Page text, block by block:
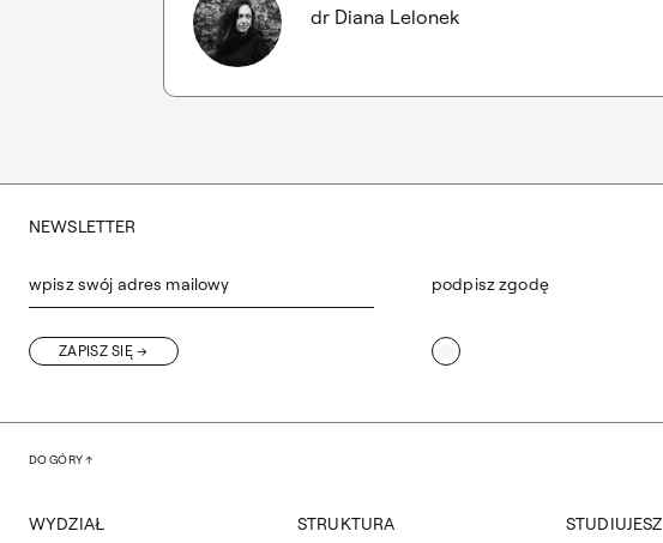
dr Diana Lelonek
NEWSLETTER
wpisz swój adres mailowy podpisz zgodę
ZAPISZ SIĘ
DO GÓRY
WYDZIAŁ
STRUKTURA
STUDIUJESZ